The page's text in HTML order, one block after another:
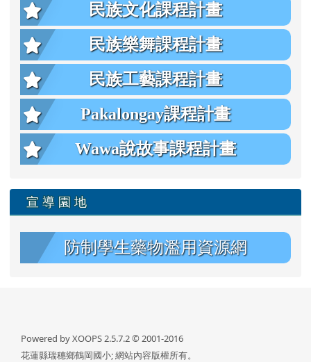
民族文化課程計畫
民族樂舞課程計畫
民族工藝課程計畫
Pakalongay課程計畫
Wawa說故事課程計畫
宣 導 園 地
防制學生藥物濫用資源網
Powered by XOOPS 2.5.7.2 © 2001-2016
花蓮縣瑞穗鄉鶴岡國小; 網站內容版權所有。